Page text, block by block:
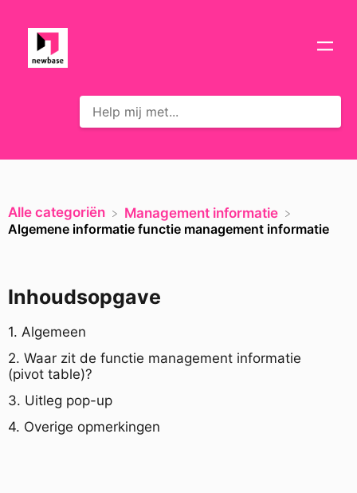
Inhoudsopgave
1. Algemeen
2. Waar zit de functie management informatie
(pivot table)?
3. Uitleg pop-up
4. Overige opmerkingen
Alle categoriën
​Management informatie
Algemene informatie functie management informatie